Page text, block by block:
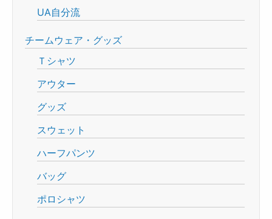
UA自分流
チームウェア・グッズ
Ｔシャツ
アウター
グッズ
スウェット
ハーフパンツ
バッグ
ポロシャツ